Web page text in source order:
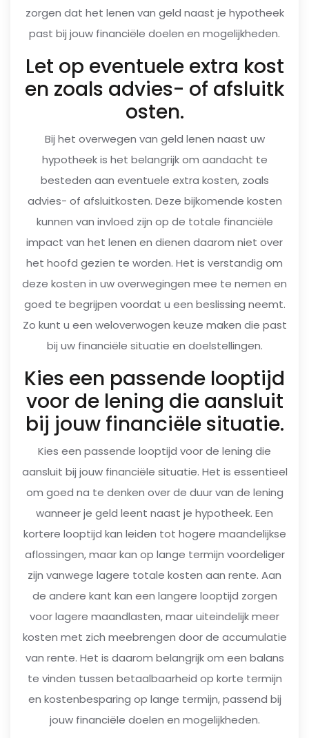
zorgen dat het lenen van geld naast je hypotheek
past bij jouw financiële doelen en mogelijkheden.
Let op eventuele extra kost
en zoals advies- of afsluitk
osten.
Bij het overwegen van geld lenen naast uw
hypotheek is het belangrijk om aandacht te
besteden aan eventuele extra kosten, zoals
advies- of afsluitkosten. Deze bijkomende kosten
kunnen van invloed zijn op de totale financiële
impact van het lenen en dienen daarom niet over
het hoofd gezien te worden. Het is verstandig om
deze kosten in uw overwegingen mee te nemen en
goed te begrijpen voordat u een beslissing neemt.
Zo kunt u een weloverwogen keuze maken die past
bij uw financiële situatie en doelstellingen.
Kies een passende looptijd
voor de lening die aansluit
bij jouw financiële situatie.
Kies een passende looptijd voor de lening die
aansluit bij jouw financiële situatie. Het is essentieel
om goed na te denken over de duur van de lening
wanneer je geld leent naast je hypotheek. Een
kortere looptijd kan leiden tot hogere maandelijkse
aflossingen, maar kan op lange termijn voordeliger
zijn vanwege lagere totale kosten aan rente. Aan
de andere kant kan een langere looptijd zorgen
voor lagere maandlasten, maar uiteindelijk meer
kosten met zich meebrengen door de accumulatie
van rente. Het is daarom belangrijk om een balans
te vinden tussen betaalbaarheid op korte termijn
en kostenbesparing op lange termijn, passend bij
jouw financiële doelen en mogelijkheden.